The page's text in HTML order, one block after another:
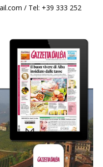
/ Tel: +39 333 252